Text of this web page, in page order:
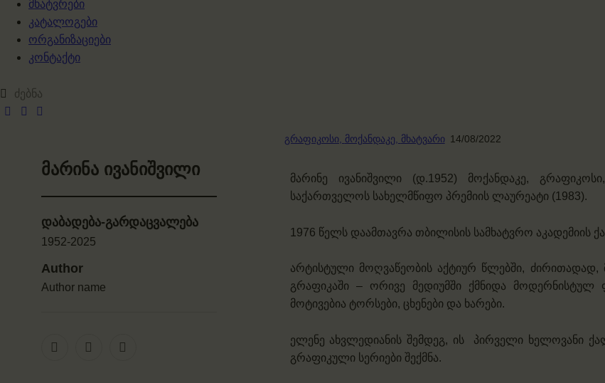
მხატვრები
კატალოგები
ორგანიზაციები
კონტაქტი
მარინა ივანიშვილი
დაბადება-გარდაცვალება
1952-2025
Author
Author name
გრაფიკოსი, მოქანდაკე, მხატვარი 14/08/2022
მარინე ივანიშვილი (დ.1952) მოქანდაკე,
საქართველოს სახელმწიფო პრემიის ლაურეატი (1983).
1976 წელს დაამთავრა თბილისის სამხატვრო აკადემიის
არტისტული მოღვაწეობის აქტიურ წლებში, ძირითადად,
გრაფიკაში – ორივე მედიუმში ქმნიდა მოდერნისტულ
მოტივებია ტორსები, ცხენები და ხარები.
ელენე ახვლედიანის შემდეგ, ის პირველი ხელოვანი
გრაფიკული სერიები შექმნა.